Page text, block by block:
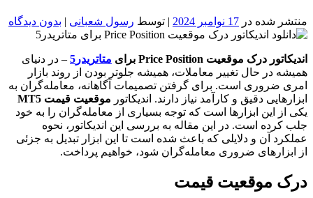
منتشر شده در 17 نوامبر 2024 | توسط رسول شعبانی | بدون دیدگاه
اندیکاتور درک موقعیت Price Position برای متاتریدر5
– در دنیای
همیشه در حال تغییر معاملات، همیشه جلوتر بودن از روند بازار
امری ضروری است. برای گرفتن تصمیمات آگاهانه، معامله‌گران به
ابزارهایی دقیق و کارآمد نیاز دارند. اندیکاتور موقعیت قیمت MT5
یکی از این ابزارها است که توجه بسیاری از معامله‌گران را به خود
جلب کرده است. در این مقاله به بررسی این اندیکاتور، نحوه
عملکرد آن و دلایلی که باعث شده است تا این ابزار تبدیل به جزئی
از ابزارهای ضروری معامله‌گران شود، خواهیم پرداخت.
درک موقعیت قیمت